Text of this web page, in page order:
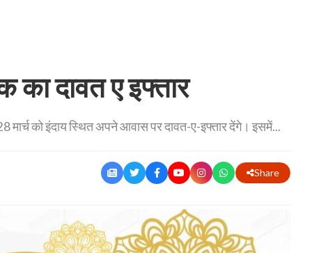
का दावत ए इफ्तार
मार्च को इंदाय स्थित अपने आवास पर दावत-ए-इफ्तार देंगे। इसमें...
Share